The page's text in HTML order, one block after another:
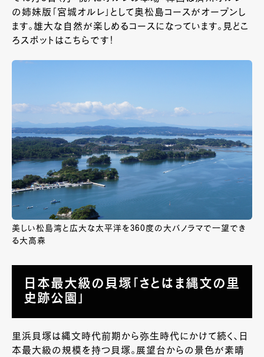
の姉妹版「宮城オルレ」として奥松島コースがオープンし
ます。雄大な自然が楽しめるコースになっています。見どこ
ろスポットはこちらです！
美しい松島湾と広大な太平洋を360度の大パノラマで一望でき
る大高森
日本最大級の貝塚「さとはま縄文の里
史跡公園」
里浜貝塚は縄文時代前期から弥生時代にかけて続く、日
本最大級の規模を持つ貝塚。展望台からの景色が素晴